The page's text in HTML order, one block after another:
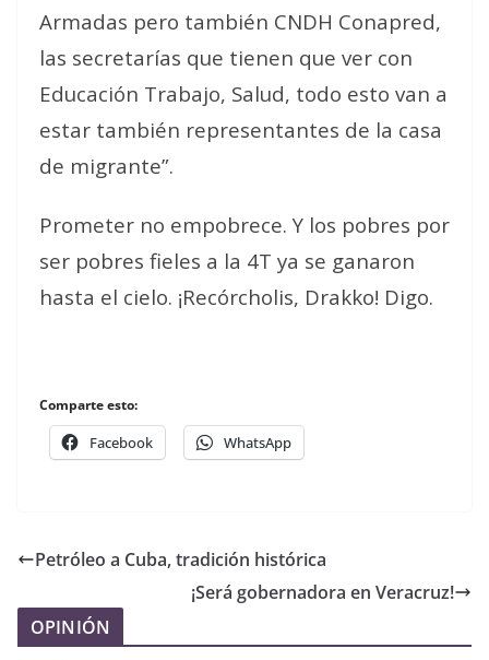
Armadas pero también CNDH Conapred,
las secretarías que tienen que ver con
Educación Trabajo, Salud, todo esto van a
estar también representantes de la casa
de migrante”.
Prometer no empobrece. Y los pobres por
ser pobres fieles a la 4T ya se ganaron
hasta el cielo. ¡Recórcholis, Drakko! Digo.
Comparte esto:
Facebook WhatsApp
Petróleo a Cuba, tradición histórica
¡Será gobernadora en Veracruz!
OPINIÓN